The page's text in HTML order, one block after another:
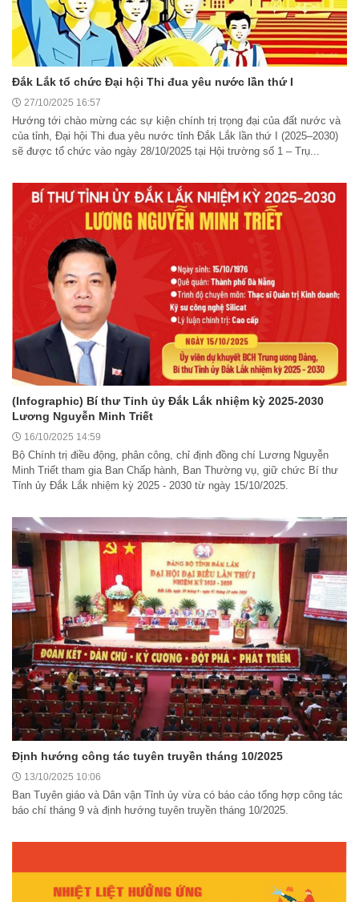
Đắk Lắk tổ chức Đại hội Thi đua yêu nước lần thứ I
27/10/2025 16:57
Hướng tới chào mừng các sự kiện chính trị trọng đại của đất nước và
của tỉnh, Đại hội Thi đua yêu nước tỉnh Đắk Lắk lần thứ I (2025–2030)
sẽ được tổ chức vào ngày 28/10/2025 tại Hội trường số 1 – Trụ...
(Infographic) Bí thư Tỉnh ủy Đắk Lắk nhiệm kỳ 2025-2030
Lương Nguyễn Minh Triết
16/10/2025 14:59
Bộ Chính trị điều động, phân công, chỉ định đồng chí Lương Nguyễn
Minh Triết tham gia Ban Chấp hành, Ban Thường vụ, giữ chức Bí thư
Tỉnh ủy Đắk Lắk nhiệm kỳ 2025 - 2030 từ ngày 15/10/2025.
Định hướng công tác tuyên truyền tháng 10/2025
13/10/2025 10:06
Ban Tuyên giáo và Dân vận Tỉnh ủy vừa có báo cáo tổng hợp công tác
báo chí tháng 9 và định hướng tuyên truyền tháng 10/2025.